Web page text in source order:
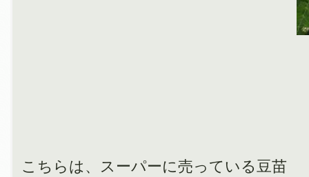
こちらは、スーパーに売っている豆苗